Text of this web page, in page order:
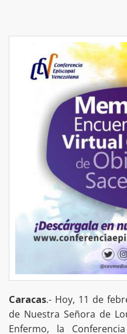
Caracas.- Hoy, 11 de
de Nuestra Señora de
Enfermo, la